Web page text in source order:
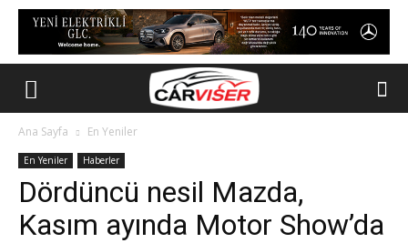
Ana Sayfa En Yeniler
En Yeniler Haberler
Dördüncü nesil Mazda,
Kasım ayında Motor Show’da